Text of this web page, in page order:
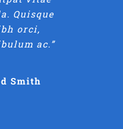
Quisque
orci,
ac.”
Smith